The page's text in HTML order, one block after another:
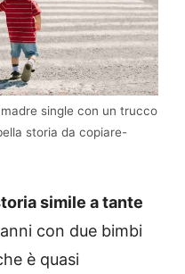
single con un trucco
storia da copiare-
simile a tante
con due bimbi
è quasi